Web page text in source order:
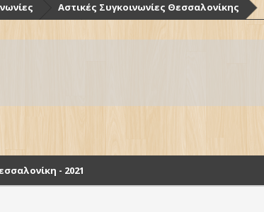
Αστικές Συγκοινωνίες Θεσσαλονίκης
(Ο.Α.Σ.Θ.)
- 2021